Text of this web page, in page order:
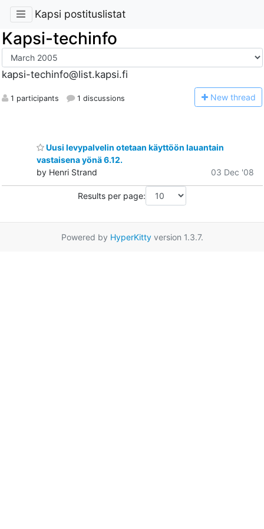
Kapsi postituslistat
Kapsi-techinfo
kapsi-techinfo@list.kapsi.fi
1 participants 1 discussions New thread
Uusi levypalvelin otetaan käyttöön lauantain
vastaisena yönä 6.12.
by Henri Strand
03 Dec '08
Results per page:
Powered by HyperKittyversion 1.3.7.